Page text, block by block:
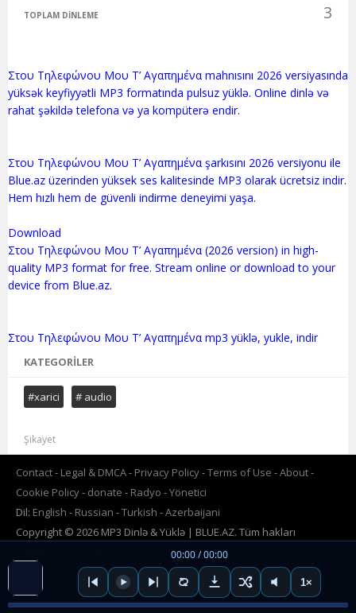
TOPLAM DINLEME 3
Στου Τηλεφώνου Μου Τ’ Αγαπημένα mahnısını 2026 versiyasında
yüksək keyfiyyətli MP3 formatında pulsuz yüklə. Online dinlə və
rahat şəkildə telefona və ya kompüterə endir.
Στου Τηλεφώνου Μου Τ’ Αγαπημένα şarkısını 2026 versiyonu ile
Blue.az üzerinden yüksek ses kalitesinde MP3 olarak ücretsiz indir.
Hem hızlı hem de güvenli indirme deneyimi yaşa.
Download
Στου Τηλεφώνου Μου Τ’ Αγαπημένα (2026 version) in high-
quality MP3 format for free. Stream online or download to your
device from Blue.az.
KATEGORILER
#xarici # audio
Şikayet
Contact Legal & DMCA Privacy Policy Terms of Use
About
Cookie Policy
donate Radyo
Yönetici
Dil: English Russian Turkish
Azerbaijani
Copyright © 2026 MP3 Dinlə & Yüklə | BLUE.AZ. Tüm hakları
www.BLUE.az00:00 / 00:00
1×